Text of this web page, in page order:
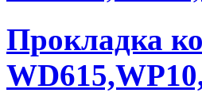
Прокладка